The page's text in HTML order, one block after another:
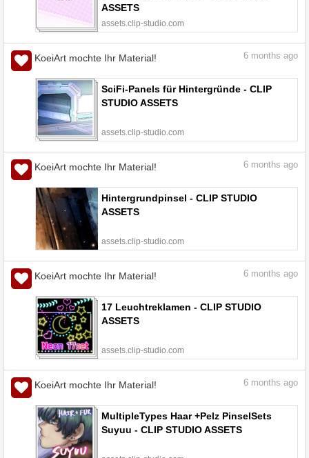
ASSETS
assets.clip-studio.com
KoeiArt mochte Ihr Material! 6 months ago
SciFi-Panels für Hintergründe - CLIP
STUDIO ASSETS
assets.clip-studio.com
KoeiArt mochte Ihr Material! 6 months ago
Hintergrundpinsel - CLIP STUDIO
ASSETS
assets.clip-studio.com
KoeiArt mochte Ihr Material! 6 months ago
17 Leuchtreklamen - CLIP STUDIO
ASSETS
assets.clip-studio.com
KoeiArt mochte Ihr Material! 6 months ago
MultipleTypes Haar +Pelz PinselSets
Suyuu - CLIP STUDIO ASSETS